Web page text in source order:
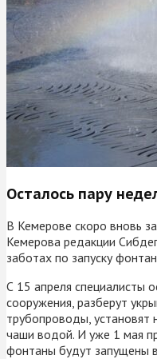
Осталось пару
В Кемерове скоро вновь
Кемерова редакции
заботах по запуску
С 15 апреля специалисты
сооружения, разберут
трубопроводы, установят
чаши водой. И уже 1 мая
фонтаны будут запущены